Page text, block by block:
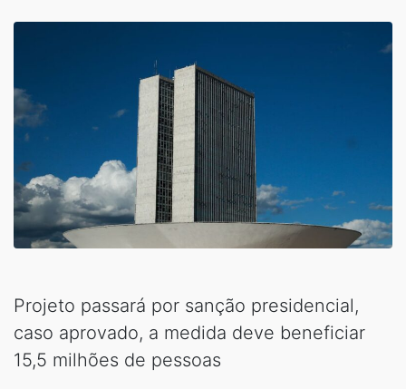
Projeto passará por sanção presidencial,
caso aprovado, a medida deve beneficiar
15,5 milhões de pessoas